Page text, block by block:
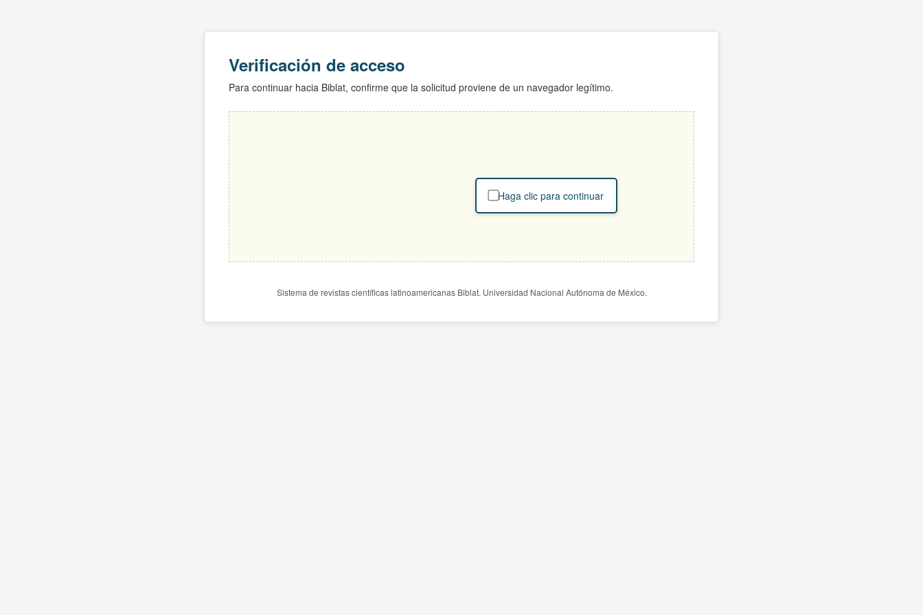
Verificación de acceso
Para continuar hacia Biblat, confirme que la solicitud proviene de un navegador legítimo.
Haga clic para continuar
Sistema de revistas científicas latinoamericanas Biblat. Universidad Nacional Autónoma de México.